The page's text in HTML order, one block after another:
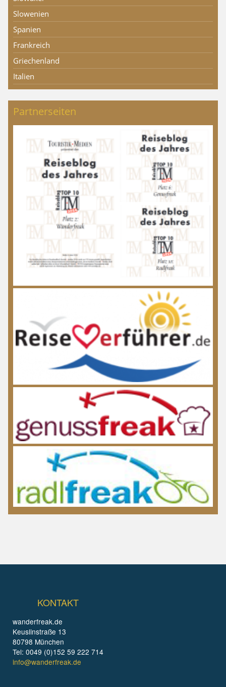
Slowenien
Spanien
Frankreich
Griechenland
Italien
Partnerseiten
KONTAKT
wanderfreak.de
Keuslinstraße 13
80798 München
Tel: 0049 (0)152 59 222 714
info@wanderfreak.de